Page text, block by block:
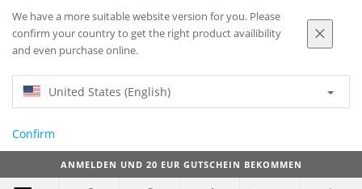
We have a more suitable website version for you. Please
confirm your country to get the right product availibility
and even purchase online.
United States (English)
Confirm
ANMELDEN UND 20 EUR GUTSCHEIN BEKOMMEN